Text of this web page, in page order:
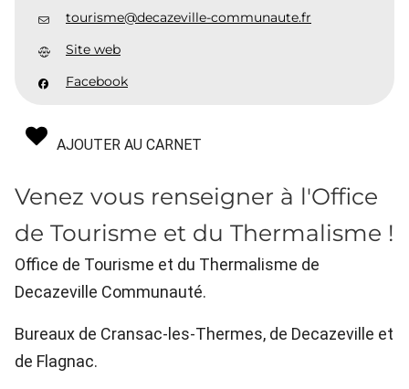
tourisme@decazeville-communaute.fr
Site web
Facebook
AJOUTER AU CARNET
Venez vous renseigner à l'Office
de Tourisme et du Thermalisme !
Office de Tourisme et du Thermalisme de
Decazeville Communauté.
Bureaux de Cransac-les-Thermes, de Decazeville et
de Flagnac.